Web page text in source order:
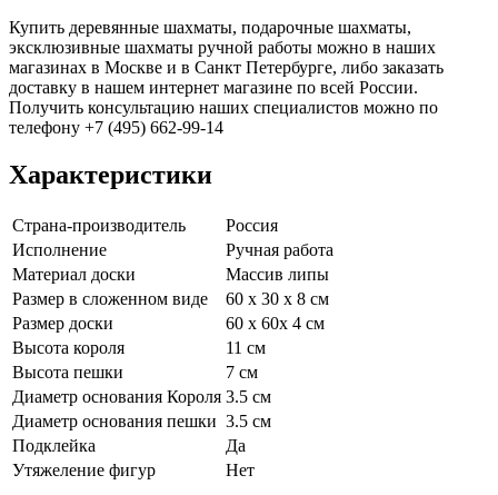
Купить деревянные шахматы, подарочные шахматы,
эксклюзивные шахматы ручной работы можно в наших
магазинах в Москве и в Санкт Петербурге, либо заказать
доставку в нашем интернет магазине по всей России.
Получить консультацию наших специалистов можно по
телефону +7 (495) 662-99-14
Характеристики
Страна-производитель
Россия
Исполнение
Ручная работа
Материал доски
Массив липы
Размер в сложенном виде
60 х 30 х 8 см
Размер доски
60 х 60х 4 см
Высота короля
11 см
Высота пешки
7 см
Диаметр основания Короля 3.5 см
Диаметр основания пешки 3.5 см
Подклейка
Да
Утяжеление фигур
Нет